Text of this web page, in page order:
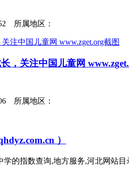
所属地区：
关注中国儿童网
所属地区：
）
学的指数查询,地方服务,河北网站